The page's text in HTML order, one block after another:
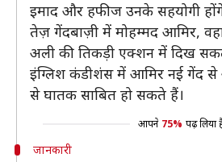
इमाद और हफीज उनके सहयोगी
तेज़ गेंदबाज़ी में मोहम्मद आमिर,
अली की तिकड़ी एक्शन में दिख
इंग्लिश कंडीशंस में आमिर नई गेंद से
से घातक साबित हो सकते हैं।
आपने 75% पढ़ लिया
जानकारी